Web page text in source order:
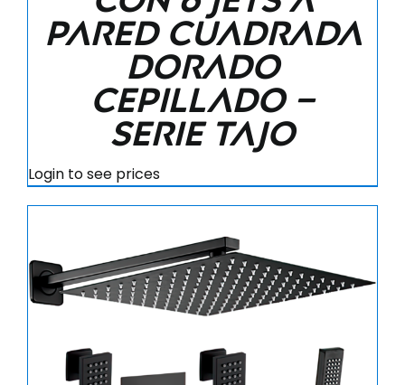
pared cuadrada
dorado
cepillado –
Serie Tajo
Login to see prices